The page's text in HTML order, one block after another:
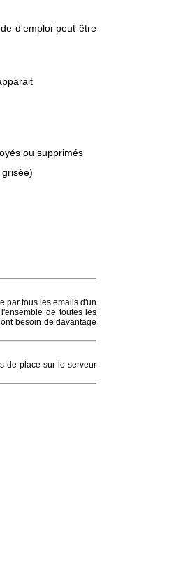
d'emploi peut être
ou supprimés
par tous les emails d'un
de toutes les
besoin de davantage
de place sur le serveur